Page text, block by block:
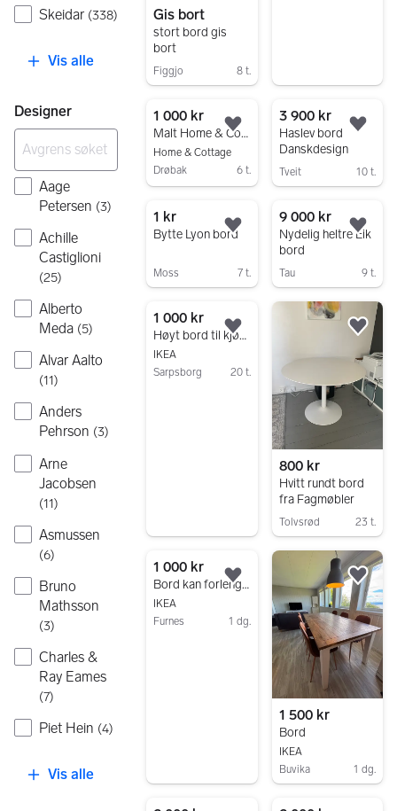
Skeidar (338)
Vis alle
Designer
Aage
Petersen (3)
Achille
Castiglioni
(25)
Alberto
Meda (5)
Alvar Aalto
(11)
Anders
Pehrson (3)
Arne
Jacobsen
(11)
Asmussen
(6)
Bruno
Mathsson
(3)
Charles &
Ray Eames
(7)
Piet Hein (4)
Vis alle
Gis bort
stort bord gis
bort
Figgjo 8 t.
1 000 kr
Malt Home & Cottage bord
Home & Cottage
Drøbak
6 t.
Legg til som favoritt.
3 900 kr
Haslev bord
Danskdesign
Tveit 10 t.
1 kr
Bytte Lyon bord
Moss 7 t.
Legg til som favoritt.
9 000 kr
Nydelig heltre Eik
bord
Tau 9 t.
1 000 kr
Høyt bord til kjøkkenøy
IKEA
Sarpsborg
20 t.
Legg til som favoritt.
800 kr
Hvitt rundt bord
fra Fagmøbler
Tolvsrød 23 t.
1 000 kr
Bord kan forlenges - Bjursta
IKEA
Furnes
1 dg.
Legg til som favoritt.
1 500 kr
Bord
IKEA
Buvika
1 dg.